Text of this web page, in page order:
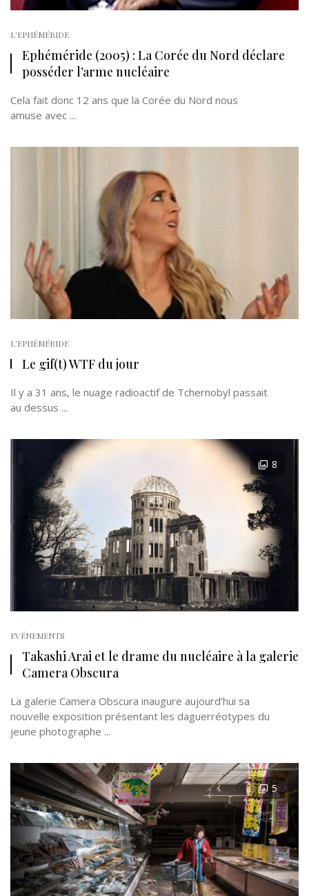
L'EPHÉMÉRIDE
Ephéméride (2005) : La Corée du Nord déclare
posséder l’arme nucléaire
Cela fait donc 12 ans que la Corée du Nord nous
amuse avec ...
L'EPHÉMÉRIDE
Le gif(t) WTF du jour
Il y a 31 ans, le nuage radioactif de Tchernobyl passait
au dessus ...
8
EVÉNEMENTS
Takashi Arai et le drame du nucléaire à la galerie
Camera Obscura
La galerie Camera Obscura inaugure aujourd’hui sa
nouvelle exposition présentant les daguerréotypes du
jeune photographe ...
5